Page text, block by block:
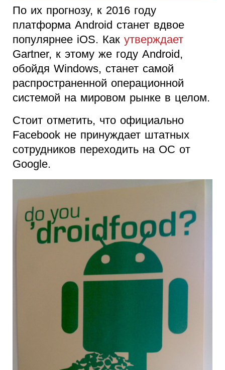
По их прогнозу, к 2016 году
платформа Android станет вдвое
популярнее iOS. Как утверждает
Gartner, к этому же году Android,
обойдя Windows, станет самой
распространенной операционной
системой на мировом рынке в целом.
Стоит отметить, что официально
Facebook не принуждает штатных
сотрудников переходить на ОС от
Google.